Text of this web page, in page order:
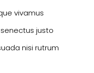
vivamus
justo
nisi rutrum